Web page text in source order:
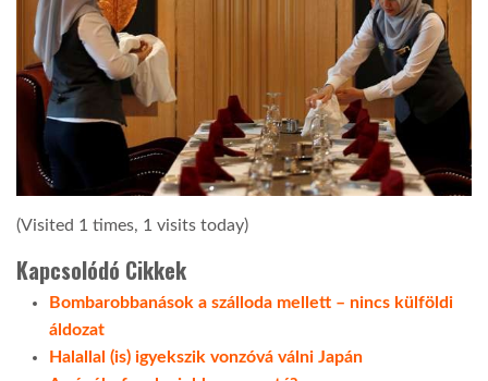
(Visited 1 times, 1 visits today)
Kapcsolódó Cikkek
Bombarobbanások a szálloda mellett – nincs külföldi
áldozat
Halallal (is) igyekszik vonzóvá válni Japán